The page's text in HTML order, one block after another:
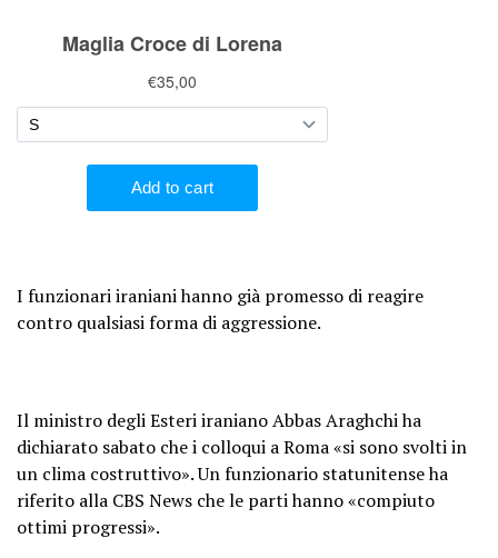
I funzionari iraniani hanno già promesso di reagire
contro qualsiasi forma di aggressione.
Il ministro degli Esteri iraniano Abbas Araghchi ha
dichiarato sabato che i colloqui a Roma «si sono svolti in
un clima costruttivo». Un funzionario statunitense ha
riferito alla CBS News che le parti hanno «compiuto
ottimi progressi».